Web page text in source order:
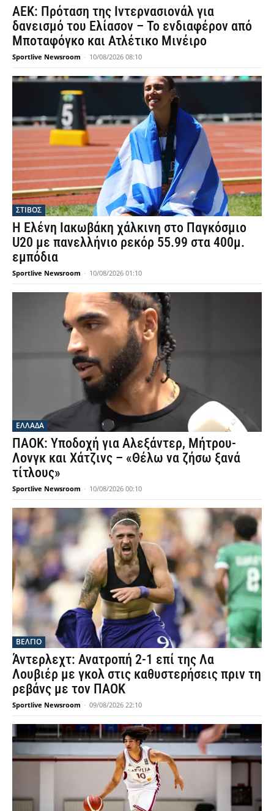
ΑΕΚ: Πρόταση της Ιντερνασιονάλ για
δανεισμό του Ελίασον – Το ενδιαφέρον από
Μποταφόγκο και Ατλέτικο Μινέιρο
Sportlive Newsroom - 10/08/2026 08:10
ΣΤΙΒΟΣ
Η Ελένη Ιακωβάκη χάλκινη στο Παγκόσμιο
U20 με πανελλήνιο ρεκόρ 55.99 στα 400μ.
εμπόδια
Sportlive Newsroom - 10/08/2026 01:10
ΕΛΛΑΔΑ
ΠΑΟΚ: Υποδοχή για Αλεξάντερ, Μήτρου-
Λονγκ και Χάτζινς – «Θέλω να ζήσω ξανά
τίτλους»
Sportlive Newsroom - 10/08/2026 00:10
ΒΕΛΓΙΟ
Άντερλεχτ: Ανατροπή 2-1 επί της Λα
Λουβιέρ με γκολ στις καθυστερήσεις πριν τη
ρεβάνς με τον ΠΑΟΚ
Sportlive Newsroom - 09/08/2026 22:10